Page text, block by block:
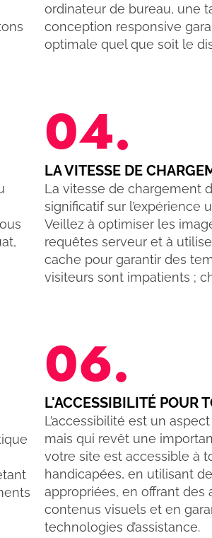
ordinateur de bureau, une
conception responsive
optimale quel que soit le
04.
LA VITESSE DE
La vitesse de chargement
significatif sur l’expérience
Veillez à optimiser les
requêtes serveur et à
cache pour garantir des
visiteurs sont impatients ;
06.
L'ACCESSIBILITÉ POUR
L’accessibilité est un
mais qui revêt une
votre site est accessible à
handicapées, en utilisant
appropriées, en offrant
contenus visuels et en
technologies d’assistance.